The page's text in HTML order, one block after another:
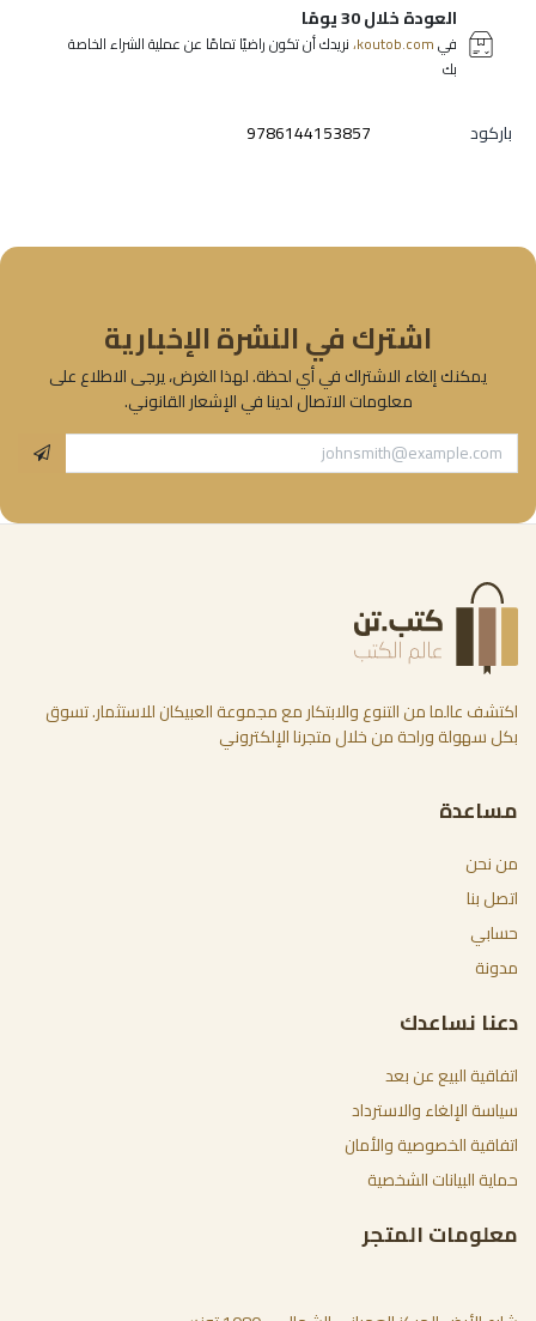
العودة خلال 30 يومًا
فيkoutob.com، نريدك أن تكون راضيًا تمامًا عن عملية الشراء الخاصة
بك
باركود 9786144153857
اشترك في النشرة الإخبارية
يمكنك إلغاء الاشتراك في أي لحظة. لهذا الغرض، يرجى الاطلاع على
معلومات الاتصال لدينا في الإشعار القانوني.
اكتشف عالما من التنوع والابتكار مع مجموعة العبيكان للاستثمار. تسوق
بكل سهولة وراحة من خلال متجرنا الإلكتروني
مساعدة
من نحن
اتصل بنا
حسابي
مدونة
دعنا نساعدك
اتفاقية البيع عن بعد
سياسة الإلغاء والاسترداد
اتفاقية الخصوصية والأمان
حماية البيانات الشخصية
معلومات المتجر